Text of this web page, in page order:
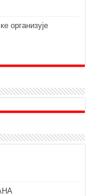
организује